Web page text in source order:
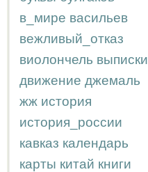
в_мире васильев
вежливый_отказ
виолончель выписки
движение джемаль
жж история
история_россии
кавказ календарь
карты китай книги